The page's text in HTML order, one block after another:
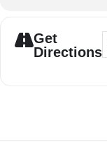
Get
Directions